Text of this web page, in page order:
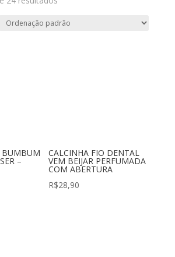
BUMBUM
–
CALCINHA FIO DENTAL
VEM BEIJAR PERFUMADA
COM ABERTURA
R$28,90